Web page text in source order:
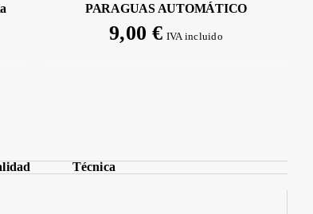
PARAGUAS AUTOMÁTICO
9,00€ IVA incluido
Técnica